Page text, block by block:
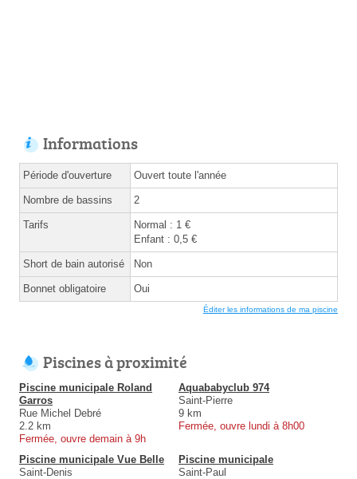
Informations
Période d'ouverture Ouvert toute l'année
Nombre de bassins 2
Tarifs
Normal : 1 €
Enfant : 0,5 €
Short de bain autorisé Non
Bonnet obligatoire Oui
Éditer les informations de ma piscine
Piscines à proximité
Piscine municipale Roland
Garros
Rue Michel Debré
2.2 km
Fermée, ouvre demain à 9h
Aquababyclub 974
Saint-Pierre
9 km
Fermée, ouvre lundi à 8h00
Piscine municipale Vue Belle
Saint-Denis
Piscine municipale
Saint-Paul